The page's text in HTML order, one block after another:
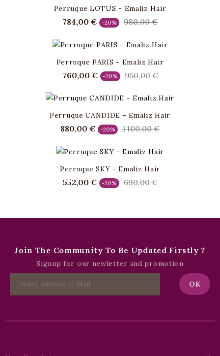
Perruque LOTUS - Emaliz Hair
Prix
784,00 € -20%
Prix
base
980,00 €Prix
base
Perruque PARIS - Emaliz Hair
Prix
760,00 € -20%
Prix
base
950,00 €Prix
base
Perruque CANDIDE - Emaliz Hair
Prix
880,00 € -20%
Prix
base
1 100,00 €Prix
base
Perruque SKY - Emaliz Hair
Prix
552,00 € -20%
Prix
690,00 €Prix
Join The Community To Be Updated Firstly ?
Signup for our newletter and promotion